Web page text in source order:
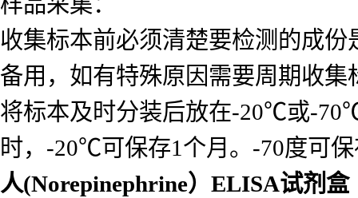
收集标本前必须清楚要检测的成
备用，如有特殊原因需要周期收集
将标本及时分装后放在-20℃或-
时，-20℃可保存1个月。-70度可
人(Norepinephrine）ELISA试剂盒